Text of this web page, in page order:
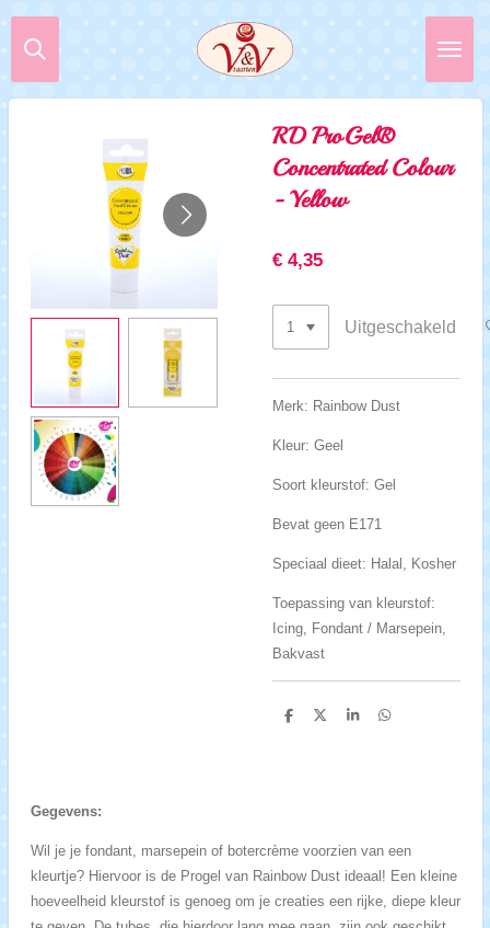
Ga
direct
de
RD ProGel®
Concentrated Colour
- Yellow
€ 4,35
Uitgeschakeld
Merk: Rainbow Dust
Kleur: Geel
Soort kleurstof: Gel
Bevat geen E171
Speciaal dieet: Halal, Kosher
Toepassing van kleurstof:
Icing, Fondant / Marsepein,
Bakvast
D
D
S
D
Gegevens:
Wil je je fondant, marsepein of botercrème voorzien van een
kleurtje? Hiervoor is de Progel van Rainbow Dust ideaal! Een kleine
hoeveelheid kleurstof is genoeg om je creaties een rijke, diepe kleur